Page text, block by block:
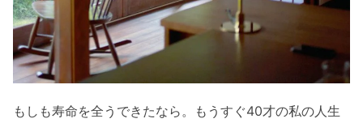
もしも寿命を全うできたなら。もうすぐ40才の私の人生